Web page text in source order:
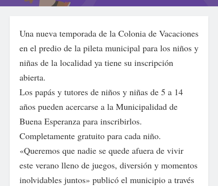
Una nueva temporada de la Colonia de Vacaciones
en el predio de la pileta municipal para los niños y
niñas de la localidad ya tiene su inscripción
abierta.
Los papás y tutores de niños y niñas de 5 a 14
años pueden acercarse a la Municipalidad de
Buena Esperanza para inscribirlos.
Completamente gratuito para cada niño.
«Queremos que nadie se quede afuera de vivir
este verano lleno de juegos, diversión y momentos
inolvidables juntos» publicó el municipio a través